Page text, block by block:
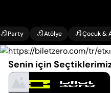
Party Atölye Çocuk &
Senin için